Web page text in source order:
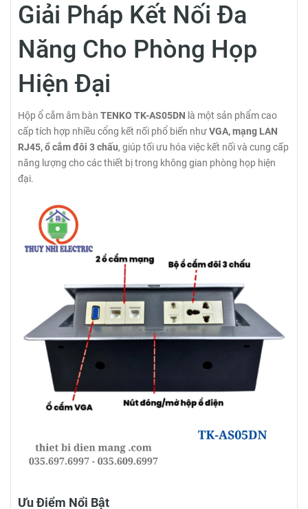
Giải Pháp Kết Nối Đa
Năng Cho Phòng Họp
Hiện Đại
Hộp ổ cắm âm bàn TENKO TK-AS05DN là một sản phẩm cao
cấp tích hợp nhiều cổng kết nối phổ biến nhưVGA, mạng LAN
RJ45, ổ cắm đôi 3 chấu, giúp tối ưu hóa việc kết nối và cung cấp
năng lượng cho các thiết bị trong không gian phòng họp hiện
đại.
Ưu Điểm Nổi Bật